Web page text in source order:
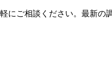
にご相談ください。最新の